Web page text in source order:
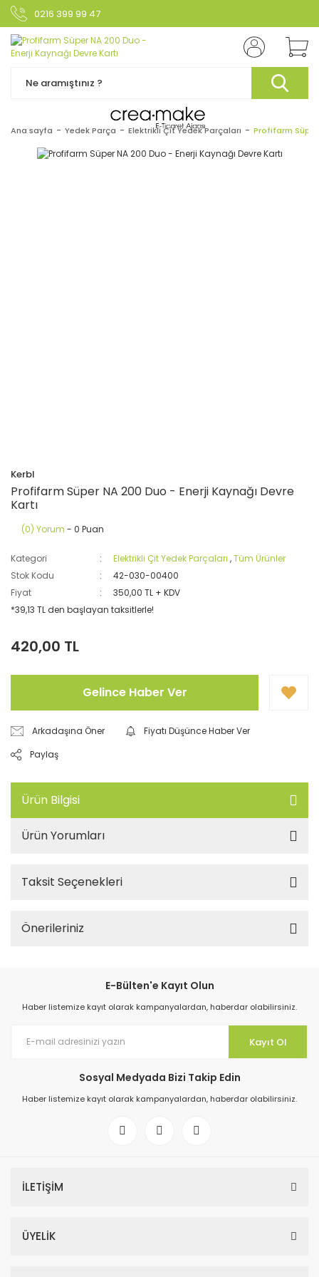
0216 399 99 47
Ana sayfa Yedek Parça Elektrikli Çit Yedek Parçaları Profifarm Süper
Kerbl
Profifarm Süper NA 200 Duo - Enerji Kaynağı Devre
Kartı
(0) Yorum - 0 Puan
Kategori Elektrikli Çit Yedek Parçaları ,Tüm Ürünler
Stok Kodu
42-030-00400
Fiyat
350,00 TL + KDV
*39,13 TL den başlayan taksitlerle!
420,00 TL
Gelince Haber Ver
Arkadaşına Öner
Fiyatı Düşünce Haber Ver
Paylaş
Ürün Bilgisi
Ürün Yorumları
Taksit Seçenekleri
Önerileriniz
E-Bülten'e Kayıt Olun
Haber listemize kayıt olarak kampanyalardan, haberdar olabilirsiniz.
Kayıt Ol
Sosyal Medyada Bizi Takip Edin
Haber listemize kayıt olarak kampanyalardan, haberdar olabilirsiniz.
İLETİŞİM
ÜYELİK